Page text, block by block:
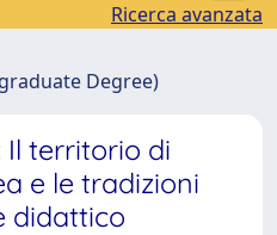
Ricerca avanzata
Degree)
Il territorio di
e le tradizioni
didattico